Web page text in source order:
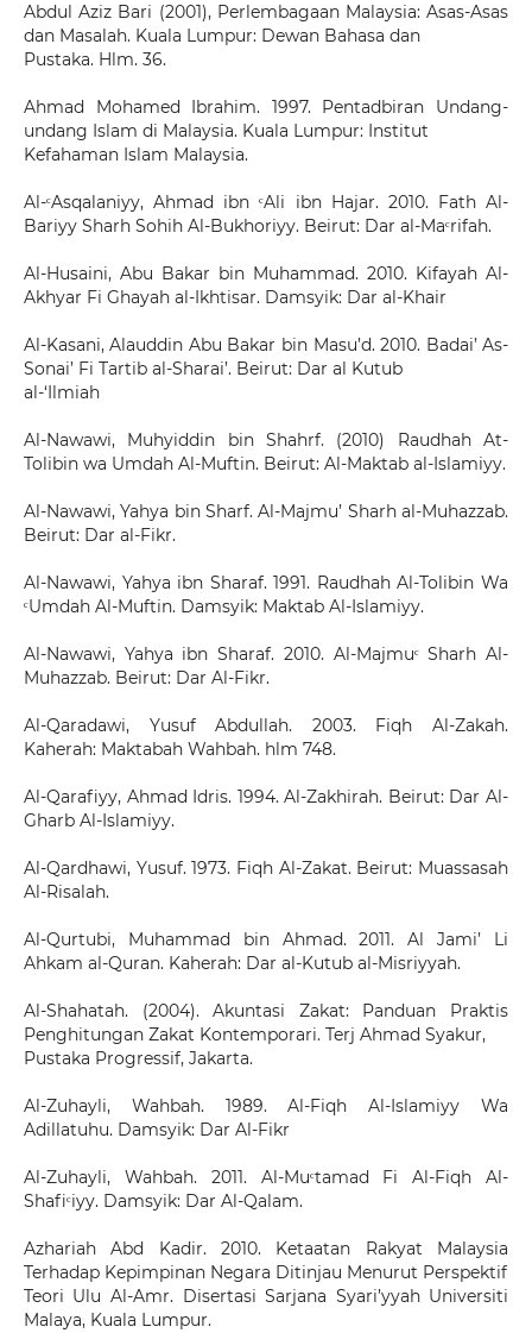
Abdul Aziz Bari (2001), Perlembagaan Malaysia: Asas-Asas
dan Masalah. Kuala Lumpur: Dewan Bahasa dan
Pustaka. Hlm. 36.
Ahmad Mohamed Ibrahim. 1997. Pentadbiran Undang-
undang Islam di Malaysia. Kuala Lumpur: Institut
Kefahaman Islam Malaysia.
Al-ᶜAsqalaniyy, Ahmad ibn ᶜAli ibn Hajar. 2010. Fath Al-
Bariyy Sharh Sohih Al-Bukhoriyy. Beirut: Dar al-Maᶜrifah.
Al-Husaini, Abu Bakar bin Muhammad. 2010. Kifayah Al-
Akhyar Fi Ghayah al-Ikhtisar. Damsyik: Dar al-Khair
Al-Kasani, Alauddin Abu Bakar bin Masu’d. 2010. Badai’ As-
Sonai’ Fi Tartib al-Sharai’. Beirut: Dar al Kutub
al-‘Ilmiah
Al-Nawawi, Muhyiddin bin Shahrf. (2010) Raudhah At-
Tolibin wa Umdah Al-Muftin. Beirut: Al-Maktab al-Islamiyy.
Al-Nawawi, Yahya bin Sharf. Al-Majmu’ Sharh al-Muhazzab.
Beirut: Dar al-Fikr.
Al-Nawawi, Yahya ibn Sharaf. 1991. Raudhah Al-Tolibin Wa
ᶜUmdah Al-Muftin. Damsyik: Maktab Al-Islamiyy.
Al-Nawawi, Yahya ibn Sharaf. 2010. Al-Majmuᶜ Sharh Al-
Muhazzab. Beirut: Dar Al-Fikr.
Al-Qaradawi, Yusuf Abdullah. 2003. Fiqh Al-Zakah.
Kaherah: Maktabah Wahbah. hlm 748.
Al-Qarafiyy, Ahmad Idris. 1994. Al-Zakhirah. Beirut: Dar Al-
Gharb Al-Islamiyy.
Al-Qardhawi, Yusuf. 1973. Fiqh Al-Zakat. Beirut: Muassasah
Al-Risalah.
Al-Qurtubi, Muhammad bin Ahmad. 2011. Al Jami’ Li
Ahkam al-Quran. Kaherah: Dar al-Kutub al-Misriyyah.
Al-Shahatah. (2004). Akuntasi Zakat: Panduan Praktis
Penghitungan Zakat Kontemporari. Terj Ahmad Syakur,
Pustaka Progressif, Jakarta.
Al-Zuhayli, Wahbah. 1989. Al-Fiqh Al-Islamiyy Wa
Adillatuhu. Damsyik: Dar Al-Fikr
Al-Zuhayli, Wahbah. 2011. Al-Muᶜtamad Fi Al-Fiqh Al-
Shafiᶜiyy. Damsyik: Dar Al-Qalam.
Azhariah Abd Kadir. 2010. Ketaatan Rakyat Malaysia
Terhadap Kepimpinan Negara Ditinjau Menurut Perspektif
Teori Ulu Al-Amr. Disertasi Sarjana Syari’yyah Universiti
Malaya, Kuala Lumpur.